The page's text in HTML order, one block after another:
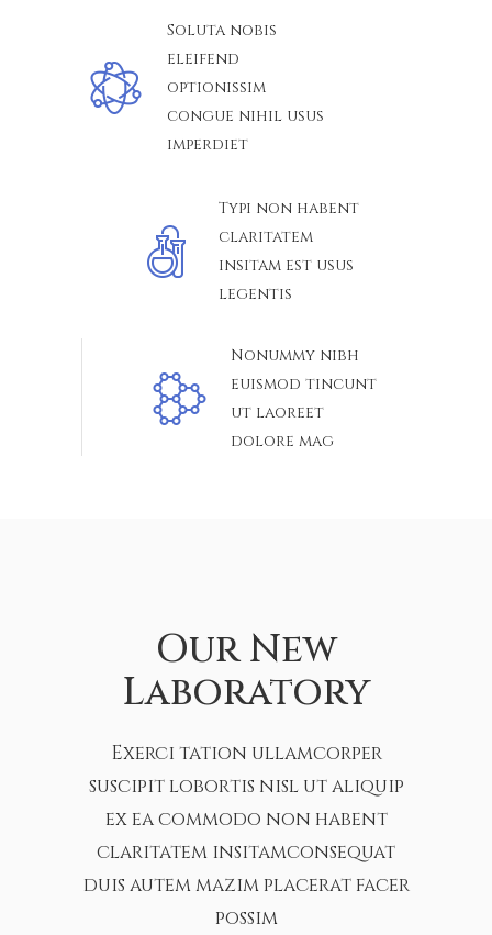
Soluta nobis
eleifend
optionissim
congue nihil usus
imperdiet
Typi non habent
claritatem
insitam est usus
legentis
Nonummy nibh
euismod tincunt
ut laoreet
dolore mag
Our New
Laboratory
Exerci tation ullamcorper
suscipit lobortis nisl ut aliquip
ex ea commodo non habent
claritatem insitamconsequat
duis autem mazim placerat facer
possim